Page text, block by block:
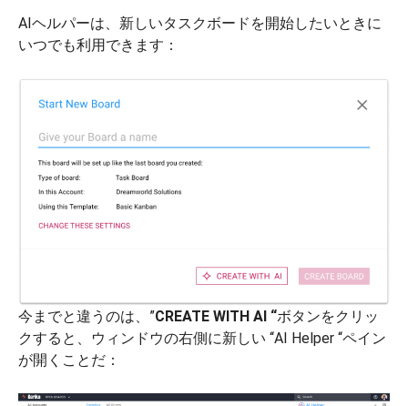
AIヘルパーは、新しいタスクボードを開始したいときに
いつでも利用できます：
今までと違うのは、”CREATE WITH AI “ボタンをクリッ
クすると、ウィンドウの右側に新しい “AI Helper “ペイン
が開くことだ：